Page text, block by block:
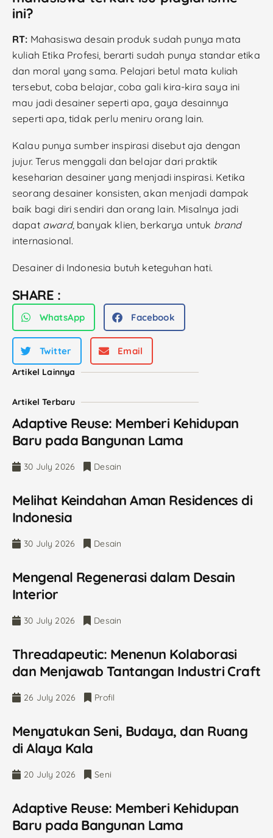
ini?
RT: Mahasiswa desain produk sudah punya mata
kuliah Etika Profesi, berarti sudah punya standar etika
dan moral yang sama. Pelajari betul mata kuliah
tersebut, coba belajar, coba gali kira-kira saya ini
mau jadi desainer seperti apa, gaya desainnya
seperti apa, tidak perlu meniru orang lain.
Kalau punya sumber inspirasi disebut aja dengan
jujur. Terus menggali dan belajar dari praktik
keseharian desainer yang menjadi inspirasi. Ketika
seorang desainer konsisten, akan menjadi dampak
baik bagi diri sendiri dan orang lain. Misalnya jadi
dapat award, banyak klien, berkarya untuk brand
internasional.
Desainer di Indonesia butuh keteguhan hati.
SHARE :
WhatsApp Facebook
Twitter Email
Artikel Lainnya
Artikel Terbaru
Adaptive Reuse: Memberi Kehidupan
Baru pada Bangunan Lama
30 July 2026 Desain
Melihat Keindahan Aman Residences di
Indonesia
30 July 2026 Desain
Mengenal Regenerasi dalam Desain
Interior
30 July 2026 Desain
Threadapeutic: Menenun Kolaborasi
dan Menjawab Tantangan Industri Craft
26 July 2026 Profil
Menyatukan Seni, Budaya, dan Ruang
di Alaya Kala
20 July 2026 Seni
Adaptive Reuse: Memberi Kehidupan
Baru pada Bangunan Lama